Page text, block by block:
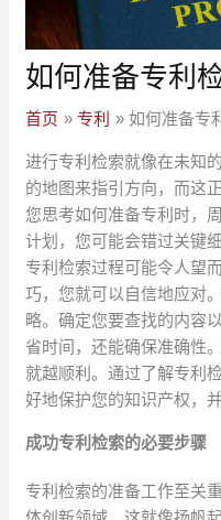
如何准备专利
首页 专利 如何准备专
进行专利检索就像在未知
的地图来指引方向，而这
您思考如何准备专利时，
计划，您可能会错过关键
专利检索过程可能令人望
巧，您就可以自信地应对
略。确定您要查找的内容
省时间，还能确保准确性
就越顺利。通过了解专利
好地保护您的知识产权，
成功专利检索的必要步骤
专利检索的准备工作至关